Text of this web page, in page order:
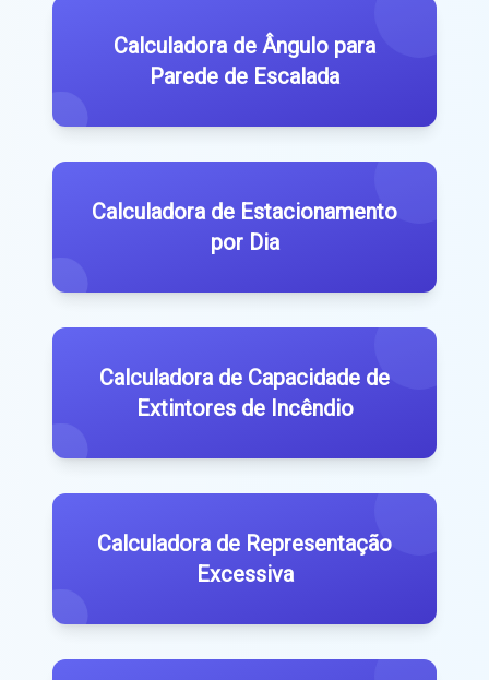
Calculadora de Ângulo para
Parede de Escalada
Calculadora de Estacionamento
por Dia
Calculadora de Capacidade de
Extintores de Incêndio
Calculadora de Representação
Excessiva